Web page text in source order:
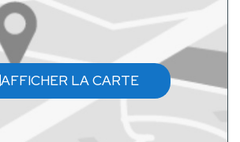
AFFICHER LA CARTE